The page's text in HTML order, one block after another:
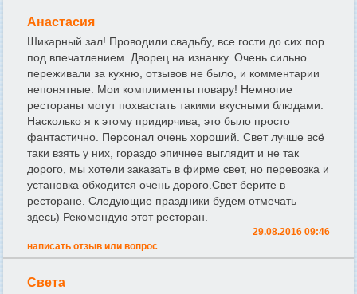
Анастасия
Шикарный зал! Проводили свадьбу, все гости до сих пор
под впечатлением. Дворец на изнанку. Очень сильно
переживали за кухню, отзывов не было, и комментарии
непонятные. Мои комплименты повару! Немногие
рестораны могут похвастать такими вкусными блюдами.
Насколько я к этому придирчива, это было просто
фантастично. Персонал очень хороший. Свет лучше всё
таки взять у них, гораздо эпичнее выглядит и не так
дорого, мы хотели заказать в фирме свет, но перевозка и
установка обходится очень дорого.Свет берите в
ресторане. Следующие праздники будем отмечать
здесь) Рекомендую этот ресторан.
29.08.2016 09:46
написать отзыв или вопрос
Света